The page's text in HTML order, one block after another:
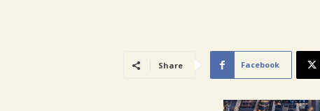
Share Facebook